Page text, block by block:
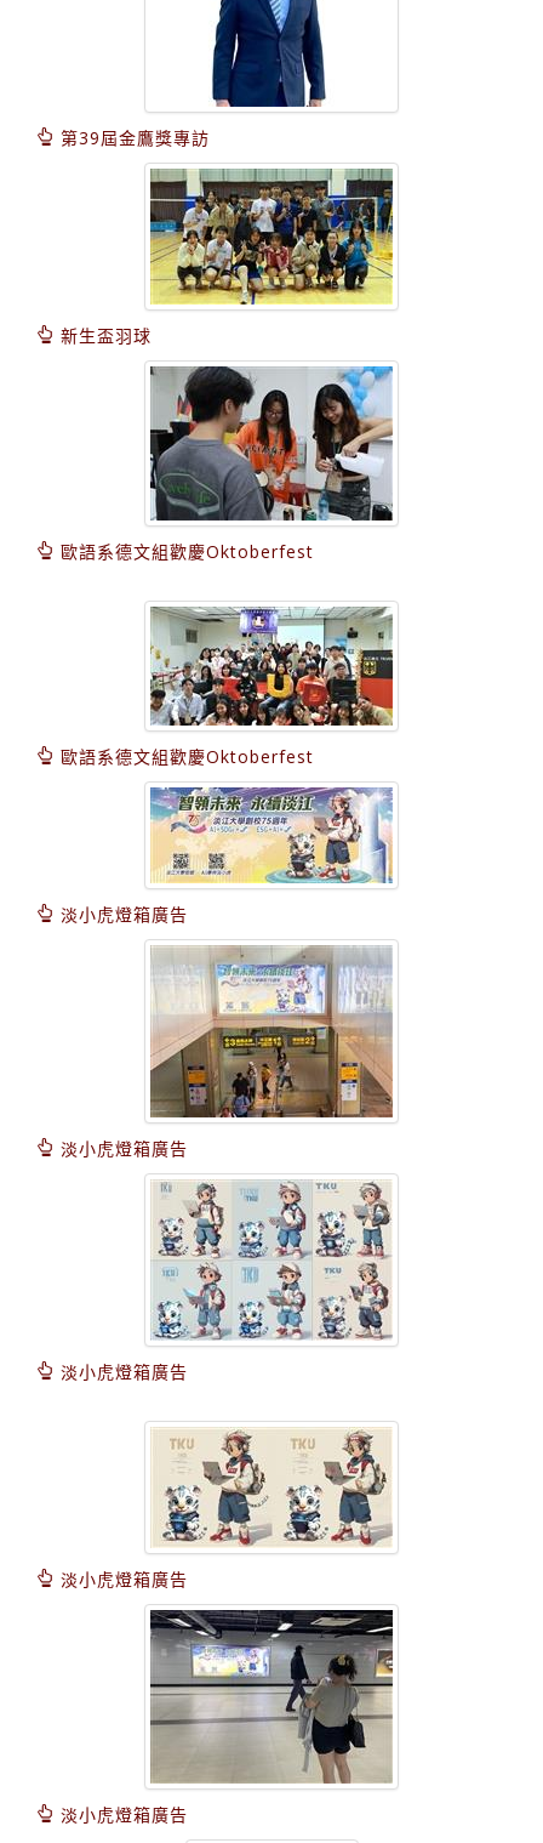
第39屆金鷹獎專訪
新生盃羽球
歐語系德文組歡慶Oktoberfest
歐語系德文組歡慶Oktoberfest
淡小虎燈箱廣告
淡小虎燈箱廣告
淡小虎燈箱廣告
淡小虎燈箱廣告
淡小虎燈箱廣告